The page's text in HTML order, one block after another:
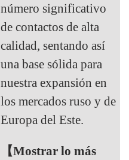
número significativo
de contactos de alta
calidad, sentando así
una base sólida para
nuestra expansión en
los mercados ruso y de
Europa del Este.
【Mostrar lo más